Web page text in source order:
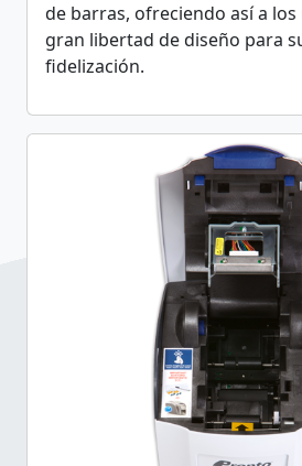
de barras, ofreciendo así a
gran libertad de diseño para
fidelización.